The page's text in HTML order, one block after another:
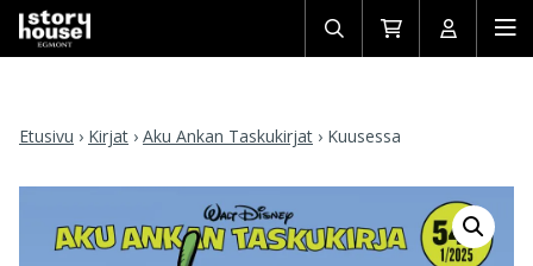
Avaa/sulje
haku
Siirry
ostoskoriin
Avaa/
Etusivu › Kirjat › Aku Ankan Taskukirjat › Kuusessa